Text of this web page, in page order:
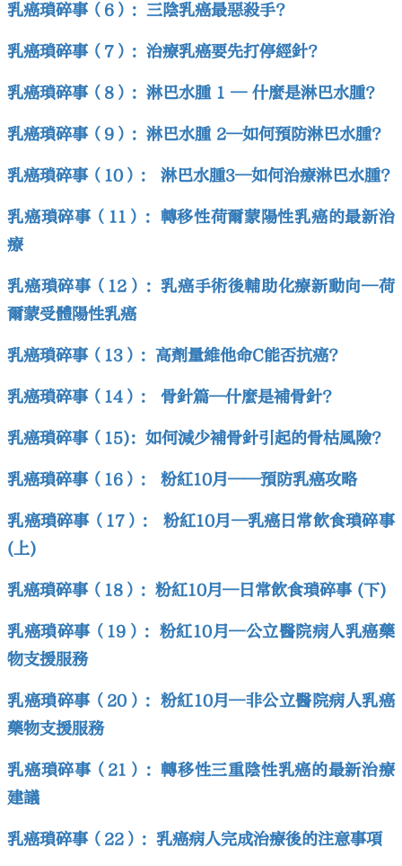
乳癌瑣碎事（6）：三陰乳癌最惡殺手?
乳癌瑣碎事（7）：治療乳癌要先打停經針?
乳癌瑣碎事（8）：淋巴水腫 1 — 什麼是淋巴水腫？
乳癌瑣碎事（9）：淋巴水腫 2—如何預防淋巴水腫?
乳癌瑣碎事（10）： 淋巴水腫3—如何治療淋巴水腫?
乳癌瑣碎事（11）：轉移性荷爾蒙陽性乳癌的最新治
療
乳癌瑣碎事（12）：乳癌手術後輔助化療新動向—荷
爾蒙受體陽性乳癌
乳癌瑣碎事（13）：高劑量維他命C能否抗癌?
乳癌瑣碎事（14）： 骨針篇—什麼是補骨針?
乳癌瑣碎事（15)：如何減少補骨針引起的骨枯風險?
乳癌瑣碎事（16）： 粉紅10月——預防乳癌攻略
乳癌瑣碎事（17）： 粉紅10月—乳癌日常飲食瑣碎事
(上)
乳癌瑣碎事（18）：粉紅10月—日常飲食瑣碎事 (下)
乳癌瑣碎事（19）：粉紅10月—公立醫院病人乳癌藥
物支援服務
乳癌瑣碎事（20）：粉紅10月—非公立醫院病人乳癌
藥物支援服務
乳癌瑣碎事（21）：轉移性三重陰性乳癌的最新治療
建議
乳癌瑣碎事（22）：乳癌病人完成治療後的注意事項